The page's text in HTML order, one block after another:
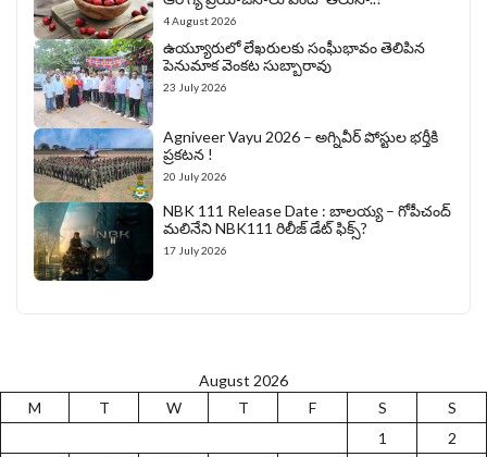
4 August 2026
ఉయ్యూరులో లేఖరులకు సంఘీభావం తెలిపిన
పెనుమాక వెంకట సుబ్బారావు
23 July 2026
Agniveer Vayu 2026 – అగ్నివీర్‌ పోస్టుల భర్తీకి
ప్రకటన !
20 July 2026
NBK 111 Release Date : బాలయ్య – గోపీచంద్
మలినేని NBK111 రిలీజ్ డేట్ ఫిక్స్?
17 July 2026
August 2026
M
T W T F S
S
1
2